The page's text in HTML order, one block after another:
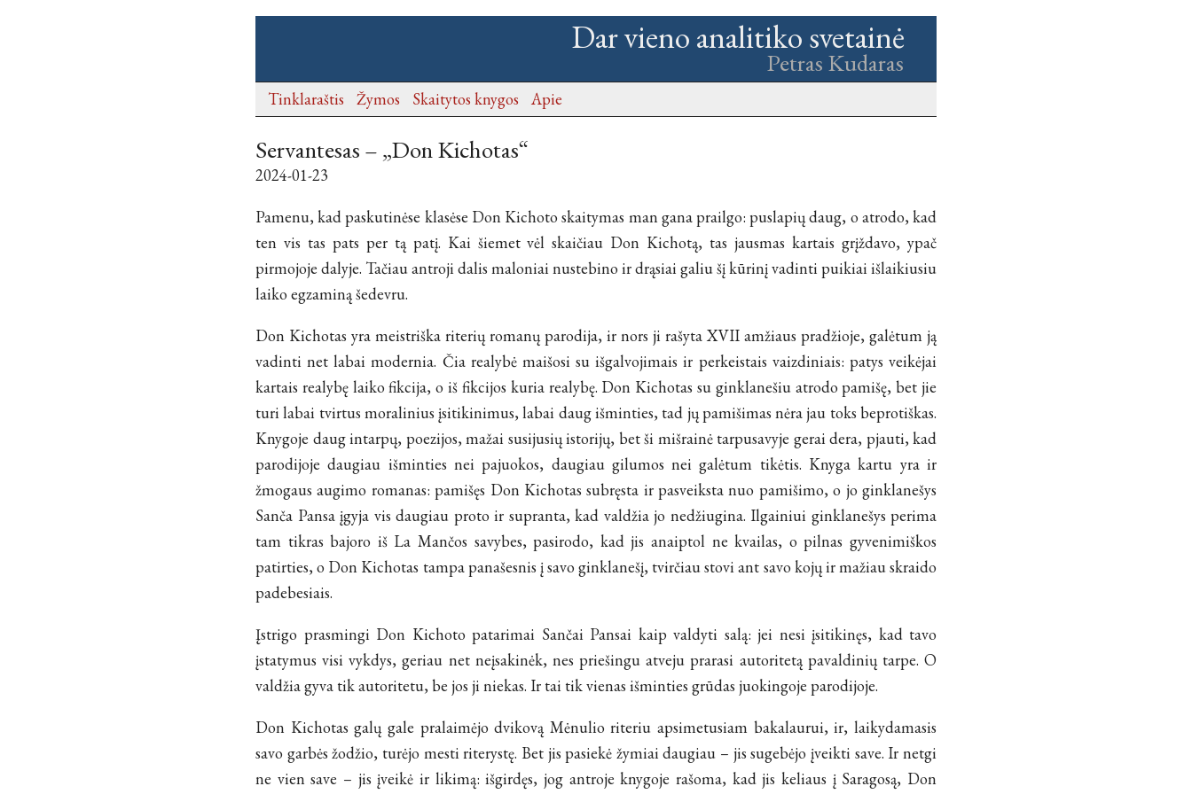
Dar vieno analitiko svetainė
Petras Kudaras
Tinklaraštis Žymos Skaitytos knygos Apie
Servantesas – „Don Kichotas“
2024-01-23
Pamenu, kad paskutinėse klasėse Don Kichoto skaitymas man gana prailgo: puslapių daug, o atrodo, kad
ten vis tas pats per tą patį. Kai šiemet vėl skaičiau Don Kichotą, tas jausmas kartais grįždavo, ypač
pirmojoje dalyje. Tačiau antroji dalis maloniai nustebino ir drąsiai galiu šį kūrinį vadinti puikiai išlaikiusiu
laiko egzaminą šedevru.
Don Kichotas yra meistriška riterių romanų parodija, ir nors ji rašyta XVII amžiaus pradžioje, galėtum ją
vadinti net labai modernia. Čia realybė maišosi su išgalvojimais ir perkeistais vaizdiniais: patys veikėjai
kartais realybę laiko fikcija, o iš fikcijos kuria realybę. Don Kichotas su ginklanešiu atrodo pamišę, bet jie
turi labai tvirtus moralinius įsitikinimus, labai daug išminties, tad jų pamišimas nėra jau toks beprotiškas.
Knygoje daug intarpų, poezijos, mažai susijusių istorijų, bet ši mišrainė tarpusavyje gerai dera, pjauti, kad
parodijoje daugiau išminties nei pajuokos, daugiau gilumos nei galėtum tikėtis. Knyga kartu yra ir
žmogaus augimo romanas: pamišęs Don Kichotas subręsta ir pasveiksta nuo pamišimo, o jo ginklanešys
Sanča Pansa įgyja vis daugiau proto ir supranta, kad valdžia jo nedžiugina. Ilgainiui ginklanešys perima
tam tikras bajoro iš La Mančos savybes, pasirodo, kad jis anaiptol ne kvailas, o pilnas gyvenimiškos
patirties, o Don Kichotas tampa panašesnis į savo ginklanešį, tvirčiau stovi ant savo kojų ir mažiau skraido
padebesiais.
Įstrigo prasmingi Don Kichoto patarimai Sančai Pansai kaip valdyti salą: jei nesi įsitikinęs, kad tavo
įstatymus visi vykdys, geriau net neįsakinėk, nes priešingu atveju prarasi autoritetą pavaldinių tarpe. O
valdžia gyva tik autoritetu, be jos ji niekas. Ir tai tik vienas išminties grūdas juokingoje parodijoje.
Don Kichotas galų gale pralaimėjo dvikovą Mėnulio riteriu apsimetusiam bakalaurui, ir, laikydamasis
savo garbės žodžio, turėjo mesti riterystę. Bet jis pasiekė žymiai daugiau – jis sugebėjo įveikti save. Ir netgi
ne vien save – jis įveikė ir likimą: išgirdęs, jog antroje knygoje rašoma, kad jis keliaus į Saragosą, Don